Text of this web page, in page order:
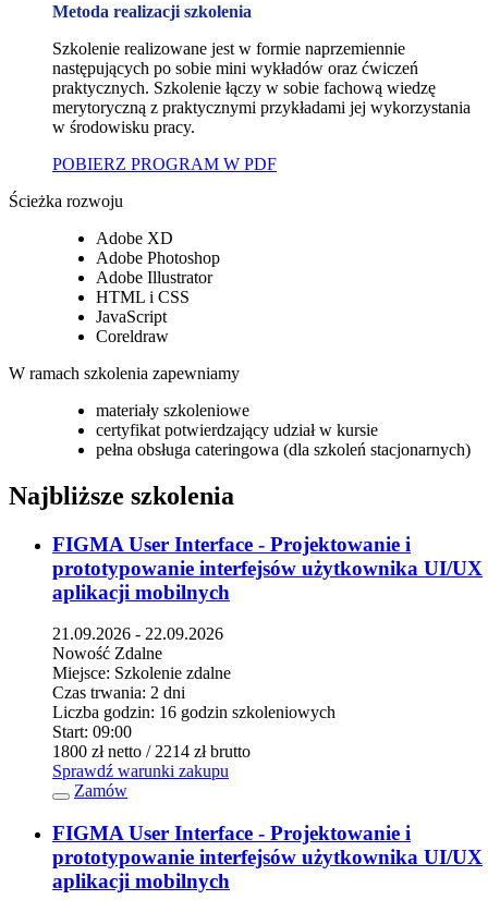
Metoda realizacji szkolenia
Szkolenie realizowane jest w formie naprzemiennie
następujących po sobie mini wykładów oraz ćwiczeń
praktycznych. Szkolenie łączy w sobie fachową wiedzę
merytoryczną z praktycznymi przykładami jej wykorzystania
w środowisku pracy.
POBIERZ PROGRAM W PDF
Ścieżka rozwoju
Adobe XD
Adobe Photoshop
Adobe Illustrator
HTML i CSS
JavaScript
Coreldraw
W ramach szkolenia zapewniamy
materiały szkoleniowe
certyfikat potwierdzający udział w kursie
pełna obsługa cateringowa (dla szkoleń stacjonarnych)
Najbliższe szkolenia
FIGMA User Interface - Projektowanie i
prototypowanie interfejsów użytkownika UI/UX
aplikacji mobilnych
21.09.2026 - 22.09.2026
Nowość Zdalne
Miejsce: Szkolenie zdalne
Czas trwania: 2 dni
Liczba godzin: 16 godzin szkoleniowych
Start: 09:00
1800 złnetto / 2214 złbrutto
Sprawdź warunki zakupu
Zamów
FIGMA User Interface - Projektowanie i
prototypowanie interfejsów użytkownika UI/UX
aplikacji mobilnych